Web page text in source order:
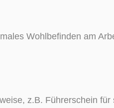
Wohlbefinden am
z.B. Führerschein